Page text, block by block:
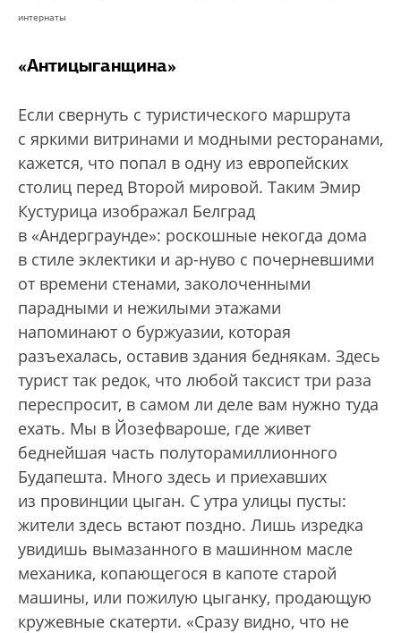
интернаты
«Антицыганщина»
Если свернуть с туристического маршрута
с яркими витринами и модными ресторанами,
кажется, что попал в одну из европейских
столиц перед Второй мировой. Таким Эмир
Кустурица изображал Белград
в «Андерграунде»: роскошные некогда дома
в стиле эклектики и ар-нуво с почерневшими
от времени стенами, заколоченными
парадными и нежилыми этажами
напоминают о буржуазии, которая
разъехалась, оставив здания беднякам. Здесь
турист так редок, что любой таксист три раза
переспросит, в самом ли деле вам нужно туда
ехать. Мы в Йозефвароше, где живет
беднейшая часть полуторамиллионного
Будапешта. Много здесь и приехавших
из провинции цыган. С утра улицы пусты:
жители здесь встают поздно. Лишь изредка
увидишь вымазанного в машинном масле
механика, копающегося в капоте старой
машины, или пожилую цыганку, продающую
кружевные скатерти. «Сразу видно, что не